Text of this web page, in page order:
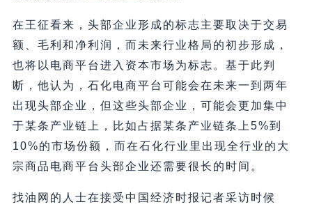
在王征看来，头部企业形成的标志主要取决于交易
额、毛利和净利润，而未来行业格局的初步形成，
也将以电商平台进入资本市场为标志。基于此判
断，他认为，石化电商平台可能会在未来一到两年
出现头部企业，但这些头部企业，可能会更加集中
于某条产业链上，比如占据某条产业链条上5%到
10%的市场份额，而在石化行业里出现全行业的大
宗商品电商平台头部企业还需要很长的时间。
找油网的人士在接受中国经济时报记者采访时候